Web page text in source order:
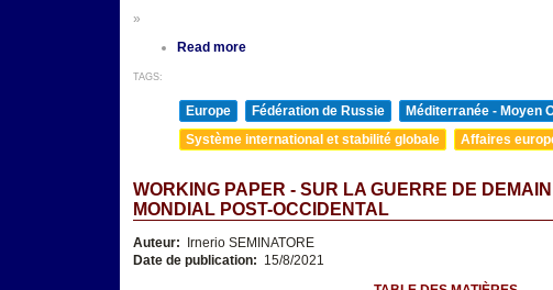
»
Read more
TAGS:
Europe Fédération de Russie Méditerranée - Moyen
Système international et stabilité globale
Affaires
WORKING PAPER - SUR LA GUERRE DE
MONDIAL POST-OCCIDENTAL
Auteur:
Irnerio SEMINATORE
Date de publication: 15/8/2021